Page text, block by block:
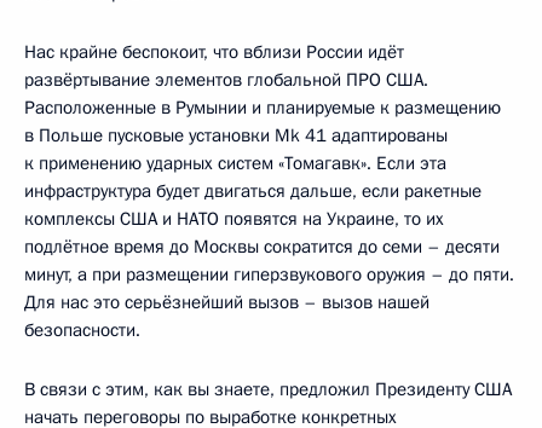
Нас крайне беспокоит, что вблизи России идёт
развёртывание элементов глобальной ПРО США.
Расположенные в Румынии и планируемые к размещению
в Польше пусковые установки Mk 41 адаптированы
к применению ударных систем «Томагавк». Если эта
инфраструктура будет двигаться дальше, если ракетные
комплексы США и НАТО появятся на Украине, то их
подлётное время до Москвы сократится до семи – десяти
минут, а при размещении гиперзвукового оружия – до пяти.
Для нас это серьёзнейший вызов – вызов нашей
безопасности.
В связи с этим, как вы знаете, предложил Президенту США
начать переговоры по выработке конкретных